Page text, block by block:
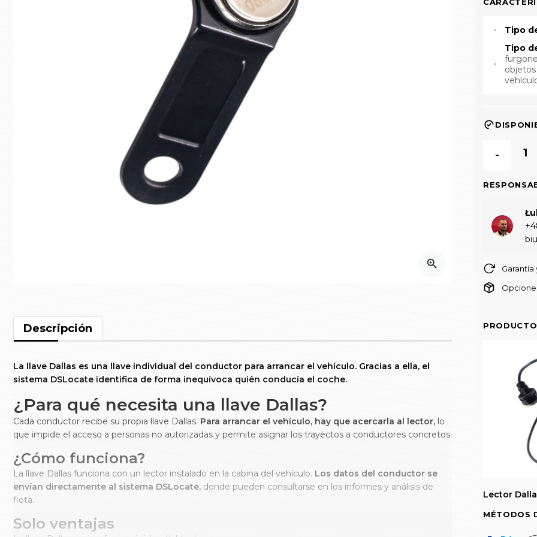
zoom_in
Descripción
La llave Dallas es una llave individual del conductor para arrancar el vehículo. Gracias a ella, el
sistema DSLocate identifica de forma inequívoca quién conducía el coche.
¿Para qué necesita una llave Dallas?
Cada conductor recibe su propia llave Dallas. Para arrancar el vehículo, hay que acercarla al lector, lo
que impide el acceso a personas no autorizadas y permite asignar los trayectos a conductores concretos.
¿Cómo funciona?
La llave Dallas funciona con un lector instalado en la cabina del vehículo. Los datos del conductor se
envían directamente al sistema DSLocate, donde pueden consultarse en los informes y análisis de
flota.
Solo ventajas
Tipo
Tipo
-
Lector
MÉTODOS